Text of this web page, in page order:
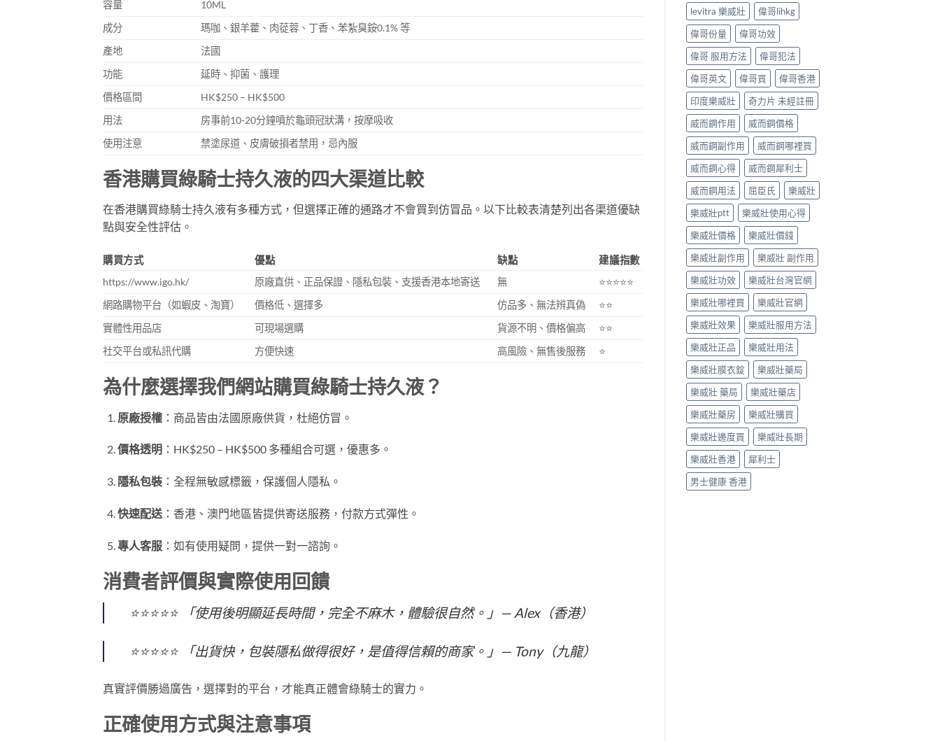
容量
10ML
成分
瑪咖、銀羊藿、肉蓯蓉、丁香、苯紮臭銨0.1% 等
產地
法國
功能
延時、抑菌、護理
價格區間
HK$250 – HK$500
用法
房事前10-20分鐘噴於龜頭冠狀溝，按摩吸收
使用注意
禁塗尿道、皮膚破損者禁用，忌內服
香港購買綠騎士持久液的四大渠道比較
在香港購買綠騎士持久液有多種方式，但選擇正確的通路才不會買到仿冒品。以下比較表清楚列出各渠道優缺
點與安全性評估。
購買方式 優點 缺點
建議指數
https://www.igo.hk/
原廠直供、正品保證、隱私包裝、支援香港本地寄送 無
⭐⭐⭐⭐⭐
網路購物平台（如蝦皮、淘寶）
價格低、選擇多 仿品多、無法辨真偽
⭐⭐
實體性用品店
可現場選購 貨源不明、價格偏高
⭐⭐
社交平台或私訊代購
方便快速 高風險、無售後服務 ⭐
為什麼選擇我們網站購買綠騎士持久液？
原廠授權：商品皆由法國原廠供貨，杜絕仿冒。
價格透明 ：HK$250 – HK$500 多種組合可選，優惠多。
隱私包裝：全程無敏感標籤，保護個人隱私。
快速配送：香港、澳門地區皆提供寄送服務，付款方式彈性。
專人客服：如有使用疑問，提供一對一諮詢。
消費者評價與實際使用回饋
⭐⭐⭐⭐⭐ 「使用後明顯延長時間，完全不麻木，體驗很自然。」— Alex（香港）
⭐⭐⭐⭐⭐ 「出貨快，包裝隱私做得很好，是值得信賴的商家。」— Tony（九龍）
真實評價勝過廣告，選擇對的平台，才能真正體會綠騎士的實力。
正確使用方式與注意事項
levitra 樂威壯
偉哥lihkg
偉哥份量
偉哥功效
偉哥 服用方法
偉哥犯法
偉哥英文
偉哥買
偉哥香港
印度樂威壯
奇力片 未經註冊
威而鋼作用
威而鋼價格
威而鋼副作用
威而鋼哪裡買
威而鋼心得
威而鋼犀利士
威而鋼用法
屈臣氏
樂威壯
樂威壯ptt
樂威壯使用心得
樂威壯價格
樂威壯價錢
樂威壯副作用
樂威壯 副作用
樂威壯功效
樂威壯台灣官網
樂威壯哪裡買
樂威壯官網
樂威壯效果
樂威壯服用方法
樂威壯正品
樂威壯用法
樂威壯膜衣錠
樂威壯藥局
樂威壯 藥局
樂威壯藥店
樂威壯藥房
樂威壯購買
樂威壯邊度買
樂威壯長期
樂威壯香港
犀利士
男士健康 香港